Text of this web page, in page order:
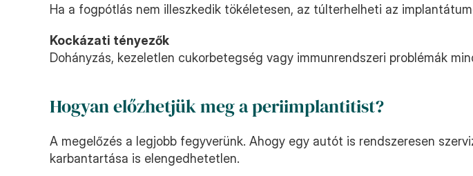
Ha a fogpótlás nem illeszkedik tökéletesen, az túlterhelheti az
Kockázati tényezők
Dohányzás, kezeletlen cukorbetegség vagy immunrendszeri problémák
Hogyan előzhetjük meg a periimplantitist?
A megelőzés a legjobb fegyverünk. Ahogy egy autót is rendszeresen
karbantartása is elengedhetetlen.